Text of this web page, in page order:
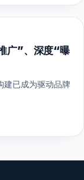
广”、深度“曝
建已成为驱动品牌